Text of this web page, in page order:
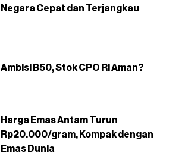
Negara Cepat dan Terjangkau
Ambisi B50, Stok CPO RI Aman?
Harga Emas Antam Turun
Rp20.000/gram, Kompak dengan
Emas Dunia